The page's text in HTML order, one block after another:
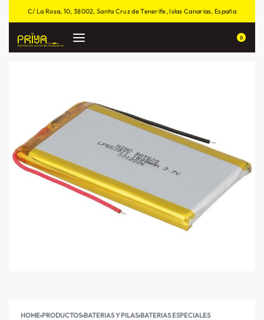
C/ La Rosa, 10, 38002, Santa Cruz de Tenerife, Islas Canarias, España
0
HOME›PRODUCTOS›BATERIAS Y PILAS›BATERIAS ESPECIALES